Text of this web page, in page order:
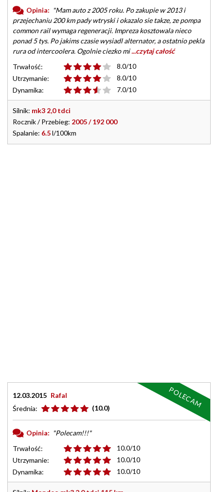
Opinia: "Mam auto z 2005 roku. Po zakupie w 2013 i
przejechaniu 200 km pady wtryski i okazalo sie takze, ze pompa
common rail wymaga regeneracji. Impreza kosztowala nieco
ponad 5 tys. Po jakims czasie wysiadl alternator, a ostatnio pekla
rura od intercoolera. Ogolnie ciezko mi...czytaj całość
Trwałość:
8.0/10
Utrzymanie:
8.0/10
Dynamika:
7.0/10
Silnik: mk3 2,0 tdci
Rocznik / Przebieg: 2005 / 192 000
Spalanie: 6.5l/100km
12.03.2015 Rafal
Średnia:
(10.0)
Opinia: "Polecam!!!"
Trwałość:
10.0/10
Utrzymanie:
10.0/10
Dynamika:
10.0/10
POLECAM